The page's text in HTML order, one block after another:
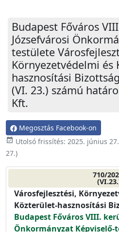
Budapest Főváros
Józsefvárosi
testülete
Környezetvédelmi és
hasznosítási
(VI. 23.) számú
Kft.
Megosztás Facebook-on
event_available Utolsó frissítés: 2025. június 27.
27.)
710/
Városfejlesztési,
Közterület-hasznosítási
Budapest Főváros VIII.
Önkormányzat Képviselő-